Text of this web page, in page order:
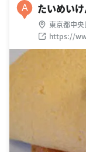
A たいめい
東京都中央
https://